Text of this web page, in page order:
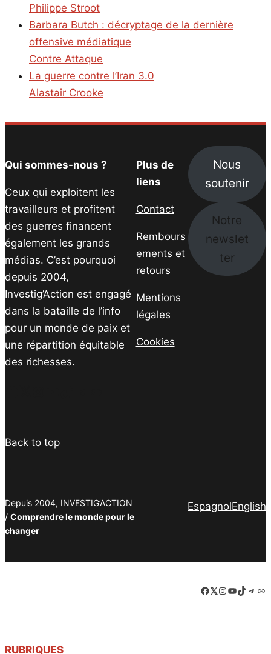
Philippe Stroot
Barbara Butch : décryptage de la dernière
offensive médiatique
Contre Attaque
La guerre contre l’Iran 3.0
Alastair Crooke
Qui sommes-nous ?
Ceux qui exploitent les
travailleurs et profitent
des guerres financent
également les grands
médias. C’est pourquoi
depuis 2004,
Investig’Action est engagé
dans la bataille de l’info
pour un monde de paix et
une répartition équitable
des richesses.
Plus de
liens
Contact
Rembours
ements et
retours
Mentions
légales
Cookies
Nous
soutenir
Notre
newslet
ter
Back to top
Depuis 2004, INVESTIG’ACTION
/ Comprendre le monde pour le
changer
EspagnolEnglish
Facebook
LinkedIn
Instagram
YouTube
TikTok
RUBRIQUES